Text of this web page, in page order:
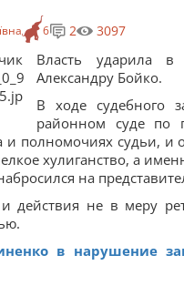
6 2 3097
Власть ударила в
Александру Бойко.
В ходе судебного
районном суде по
полномочиях судьи, и
хулиганство, а
на
не в меру
в нарушение